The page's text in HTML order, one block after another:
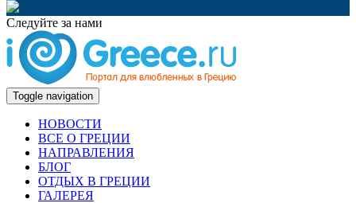
Следуйте за нами
Toggle navigation
НОВОСТИ
ВСЕ О ГРЕЦИИ
НАПРАВЛЕНИЯ
БЛОГ
ОТДЫХ В ГРЕЦИИ
ГАЛЕРЕЯ